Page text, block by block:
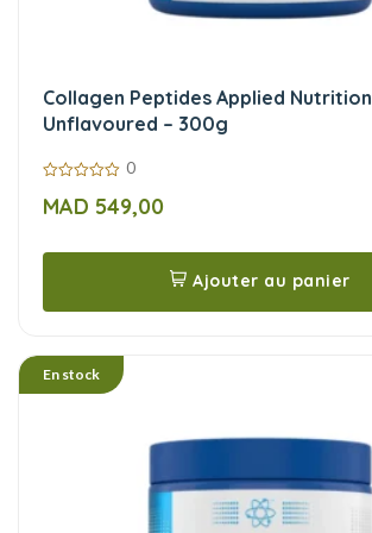
Collagen Peptides Applied Nutrition
Unflavoured – 300g
sur
5
0
MAD 549,00
Ajouter au panier
En stock